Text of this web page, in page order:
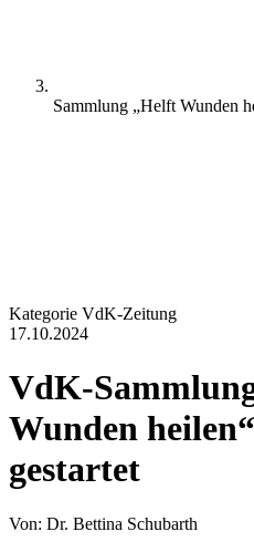
Sammlung „Helft Wunden
Kategorie VdK-Zeitung
17.10.2024
VdK-
Wunden
gestartet
Von: Dr. Bettina Schubarth